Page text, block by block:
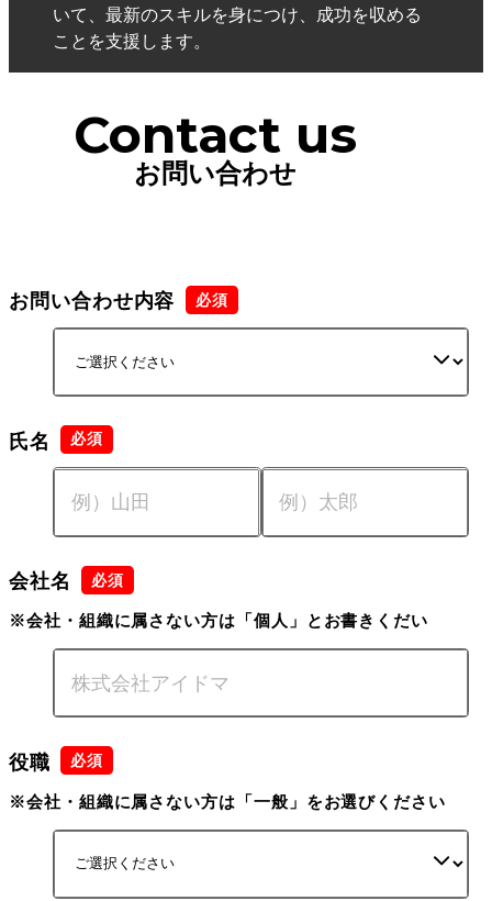
いて、最新のスキルを身につけ、成功を収める
ことを支援します。
Contact us
お問い合わせ
お問い合わせ内容
氏名
会社名
※会社・組織に属さない方は「個人」とお書きくだい
役職
※会社・組織に属さない方は「一般」をお選びください